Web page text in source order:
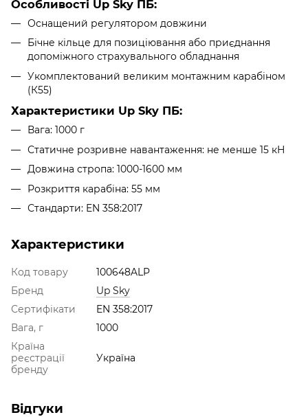
Особливості Up Sky ПБ:
Оснащений регулятором довжини
Бічне кільце для позиціювання або приєднання
допоміжного страхувального обладнання
Укомплектований великим монтажним карабіном
(К55)
Характеристики Up Sky ПБ:
Вага: 1000 г
Статичне розривне навантаження: не менше 15 кН
Довжина стропа: 1000-1600 мм
Розкриття карабіна: 55 мм
Стандарти: EN 358:2017
Характеристики
Код товару
100648ALP
Бренд
Up Sky
Сертифікати
EN 358:2017
Вага, г
1000
Країна
реєстрації
бренду
Україна
Відгуки